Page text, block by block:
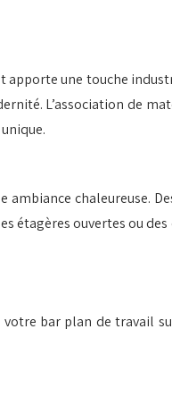
apporte une touche
L’association de
chaleureuse.
étagères ouvertes ou
bar plan de travail